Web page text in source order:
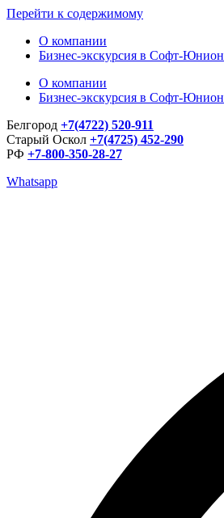
Перейти к содержимому
О компании
Бизнес-экскурсия в Софт-Юнион
О компании
Бизнес-экскурсия в Софт-Юнион
Белгород +7(4722) 520-911
Старый Оскол +7(4725) 452-290
РФ +7-800-350-28-27
Whatsapp